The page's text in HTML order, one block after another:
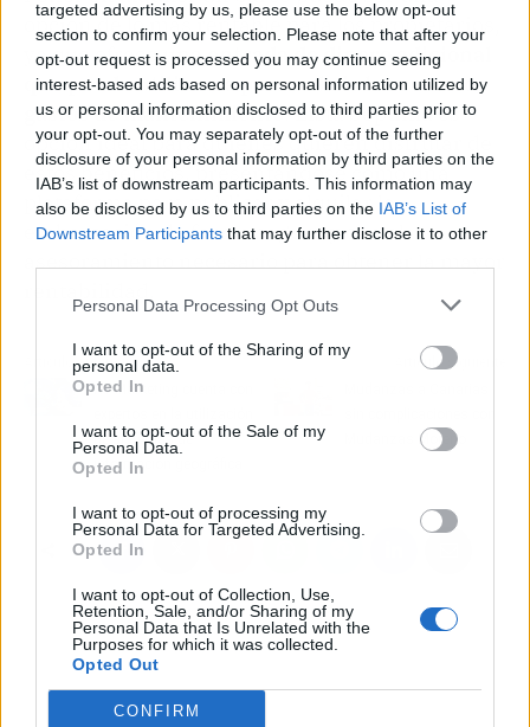
targeted advertising by us, please use the below opt-out
section to confirm your selection. Please note that after your
opt-out request is processed you may continue seeing
interest-based ads based on personal information utilized by
us or personal information disclosed to third parties prior to
your opt-out. You may separately opt-out of the further
disclosure of your personal information by third parties on the
IAB’s list of downstream participants. This information may
also be disclosed by us to third parties on the IAB’s List of
Downstream Participants that may further disclose it to other
Personal Data Processing Opt Outs
I want to opt-out of the Sharing of my
personal data.
Opted In
I want to opt-out of the Sale of my
Personal Data.
Opted In
I want to opt-out of processing my
Personal Data for Targeted Advertising.
Opted In
I want to opt-out of Collection, Use,
Retention, Sale, and/or Sharing of my
Personal Data that Is Unrelated with the
Purposes for which it was collected.
Opted Out
CONFIRM
opción de lo más rentable para los propietarios,
ya que ofreceuna entrada de dinero adicional
que puede utilizarse para cubrir los costosos
gastos de mantenimiento. Lista Séptima es
opción ideal para quienes quieren disfrutar de
estos beneficios, presentándose como una
plataforma para publicar y alquilar la
embarcación de forma segura y con el
asesoramiento necesario para obtener la mayor
Artículo anterior
XY Marketing cuenta con
de sistemas de
información geográfica
Artículo siguiente
Mudanzas Moreno